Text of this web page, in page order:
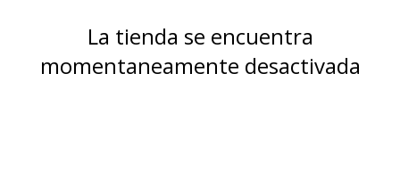
La tienda se encuentra
momentaneamente desactivada